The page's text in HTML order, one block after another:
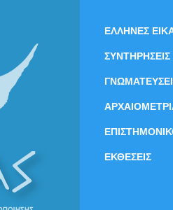
ΕΛΛΗΝΕΣ
ΣΥΝΤΗΡΗΣΕΙΣ
ΕΚΘΕΣΕΙΣ